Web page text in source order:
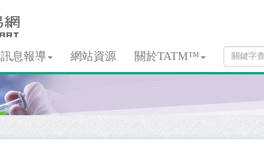
訊息報導 網站資源 關於TATM™